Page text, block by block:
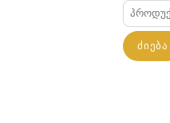
ძებნა:
ᲫᲘᲔᲑᲐ